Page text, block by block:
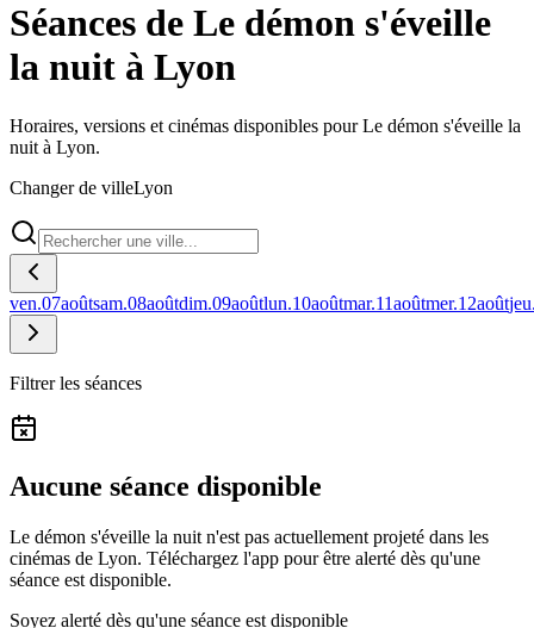
Séances de Le démon s'éveille
la nuit à Lyon
Horaires, versions et cinémas disponibles pour Le démon s'éveille la
nuit à Lyon.
Changer de villeLyon
ven.07aoûtsam.08aoûtdim.09aoûtlun.10aoûtmar.11aoûtmer.12août
Filtrer les séances
Aucune séance disponible
Le démon s'éveille la nuit n'est pas actuellement projeté dans les
cinémas de Lyon. Téléchargez l'app pour être alerté dès qu'une
séance est disponible.
Soyez alerté dès qu'une séance est disponible